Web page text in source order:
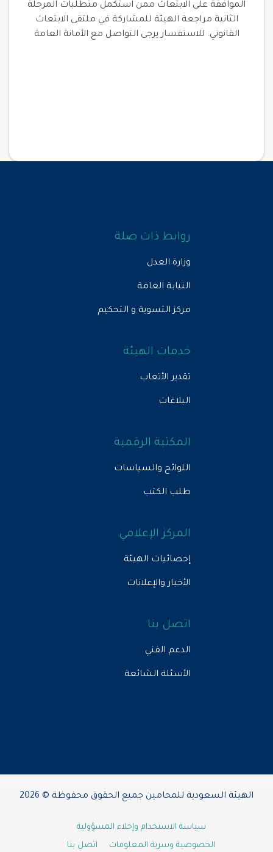
الموافقة على الابتعاث ممن استكمل متطلبات المرحلة
الثانية مراجعة الهيئة للمشاركة في ملتقى الابتعاث
القانوني. للاستفسار يرجى التواصل مع الأمانة العامة
روابط ذات صلة
وزارة العدل
النيابة العامة
مركز التسوية و التحكيم
خدمات الهيئة
تقدير الأتعاب
البلاغات
المكتبة الرقمية
اللوائح والسياسات
طلب الكتب
المركز الإعلامي
إحصائيات الهيئة
الأخبار والإعلانات
اتصل بنا
الدعم الفني
الأسئلة الشائعة
الهيئة السعودية للمحامين جميع الحقوق محفوظة © 2026
سياسة الاستخدام وإخلاء المسؤولية
الخصوصية وسرية المعلومات
اتصل بنا